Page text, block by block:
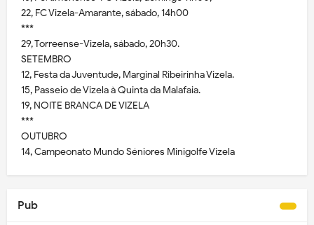
22, FC Vizela-Amarante, sábado, 14h00
***
29, Torreense-Vizela, sábado, 20h30.
SETEMBRO
12, Festa da Juventude, Marginal Ribeirinha Vizela.
15, Passeio de Vizela à Quinta da Malafaia.
19, NOITE BRANCA DE VIZELA
***
OUTUBRO
14, Campeonato Mundo Séniores Minigolfe Vizela
Pub